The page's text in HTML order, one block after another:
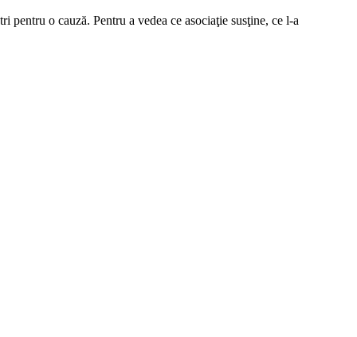
o cauză. Pentru a vedea ce asociaţie susţine, ce l-a